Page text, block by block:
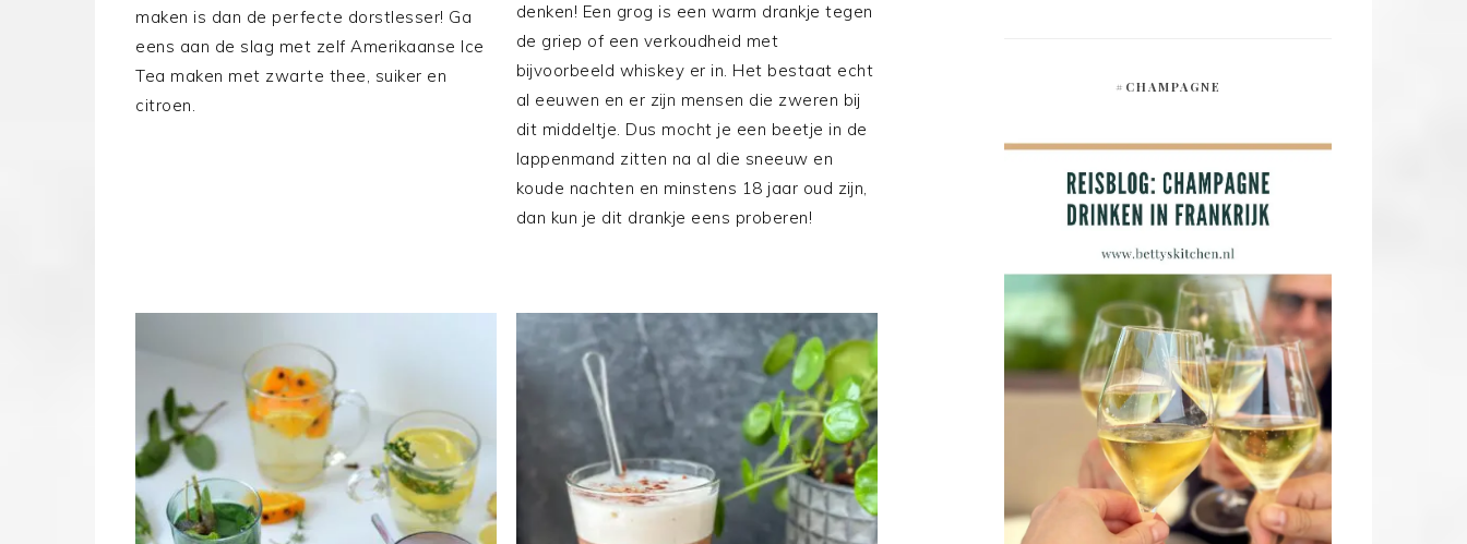
maken is dan de perfecte dorstlesser! Ga
eens aan de slag met zelf Amerikaanse Ice
Tea maken met zwarte thee, suiker en
citroen.
denken! Een grog is een warm drankje tegen
de griep of een verkoudheid met
bijvoorbeeld whiskey er in. Het bestaat echt
al eeuwen en er zijn mensen die zweren bij
dit middeltje. Dus mocht je een beetje in de
lappenmand zitten na al die sneeuw en
koude nachten en minstens 18 jaar oud zijn,
dan kun je dit drankje eens proberen!
#CHAMPAGNE